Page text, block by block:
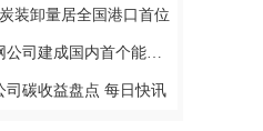
装卸量居全国港口首位
每日简讯：南方电网公司建成国内首个能源消费侧企业碳排放监测平台
司碳收益盘点 每日快讯